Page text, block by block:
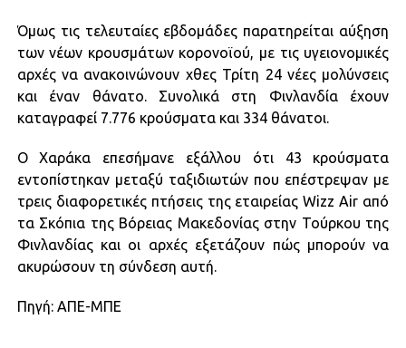
Όμως τις τελευταίες εβδομάδες παρατηρείται αύξηση
των νέων κρουσμάτων κορονοϊού, με τις υγειονομικές
αρχές να ανακοινώνουν χθες Τρίτη 24 νέες μολύνσεις
και έναν θάνατο. Συνολικά στη Φινλανδία έχουν
καταγραφεί 7.776 κρούσματα και 334 θάνατοι.
Ο Χαράκα επεσήμανε εξάλλου ότι 43 κρούσματα
εντοπίστηκαν μεταξύ ταξιδιωτών που επέστρεψαν με
τρεις διαφορετικές πτήσεις της εταιρείας Wizz Air από
τα Σκόπια της Βόρειας Μακεδονίας στην Τούρκου της
Φινλανδίας και οι αρχές εξετάζουν πώς μπορούν να
ακυρώσουν τη σύνδεση αυτή.
Πηγή: ΑΠΕ-ΜΠΕ